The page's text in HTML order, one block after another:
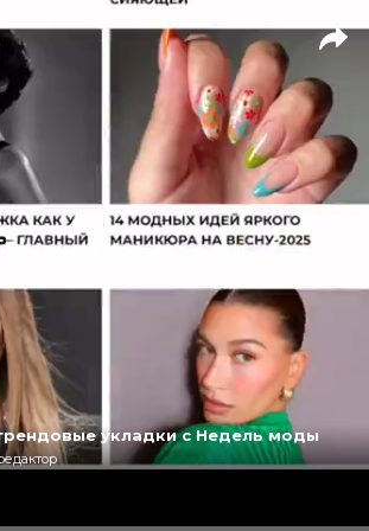
укладки с Недель моды